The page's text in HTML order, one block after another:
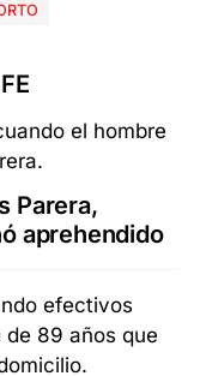
Parera,
aprehendido